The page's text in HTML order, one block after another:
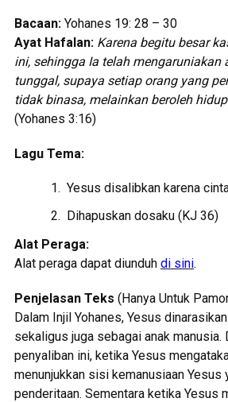
Bacaan:Yohanes 19: 28 – 30
Ayat Hafalan: Karena begitu besar
ini, sehingga Ia telah mengaruniakan
tunggal, supaya setiap orang yang
tidak binasa, melainkan beroleh
(Yohanes 3:16)
Lagu Tema:
Yesus disalibkan karena
Dihapuskan dosaku (KJ 36)
Alat Peraga:
Alat peraga dapat diunduh di sini.
Penjelasan Teks (Hanya Untuk
Dalam Injil Yohanes, Yesus
sekaligus juga sebagai anak manusia.
penyaliban ini, ketika Yesus
menunjukkan sisi kemanusiaan Yesus
penderitaan. Sementara ketika Yesus